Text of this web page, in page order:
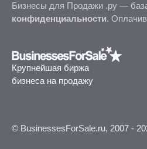
Бизнесы для Продажи .ру —
конфиденциальности.
Крупнейшая биржа
бизнеса на продажу
© BusinessesForSale.ru, 2007 -